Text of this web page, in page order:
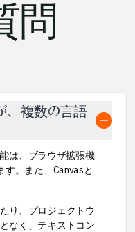
問
、複数の言語
は、ブラウザ拡張機
。また、Canvasと
り、プロジェクトウ
なく、テキストコン